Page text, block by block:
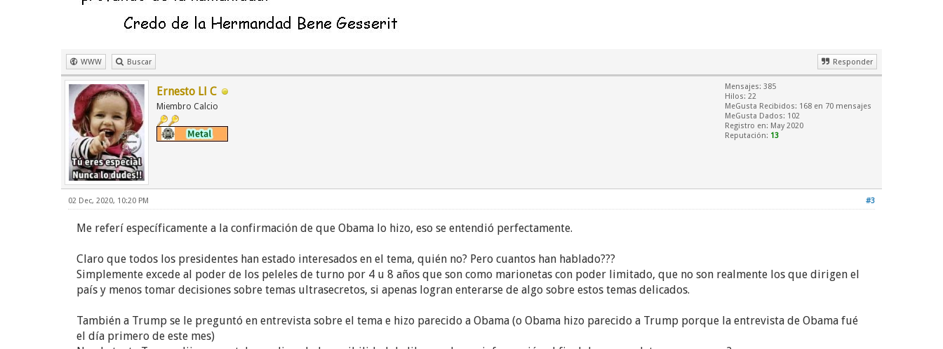
WWW Buscar Responder
Ernesto Ll C
Miembro Calcio
Mensajes: 385
Hilos: 22
MeGusta Recibidos: 168 en 70 mensajes
MeGusta Dados: 102
Registro en: May 2020
Reputación: 13
#3
02 Dec, 2020, 10:20 PM
Me referí específicamente a la confirmación de que Obama lo hizo, eso se entendió perfectamente.
Claro que todos los presidentes han estado interesados en el tema, quién no? Pero cuantos han hablado???
Simplemente excede al poder de los peleles de turno por 4 u 8 años que son como marionetas con poder limitado, que no son realmente los que dirigen el
país y menos tomar decisiones sobre temas ultrasecretos, si apenas logran enterarse de algo sobre estos temas delicados.
También a Trump se le preguntó en entrevista sobre el tema e hizo parecido a Obama (o Obama hizo parecido a Trump porque la entrevista de Obama fué
el día primero de este mes)